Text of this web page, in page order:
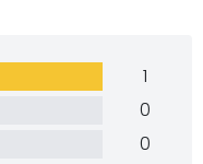
1
0
0